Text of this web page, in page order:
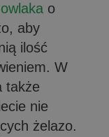
o
aby
ilość
W
także
nie
żelazo.